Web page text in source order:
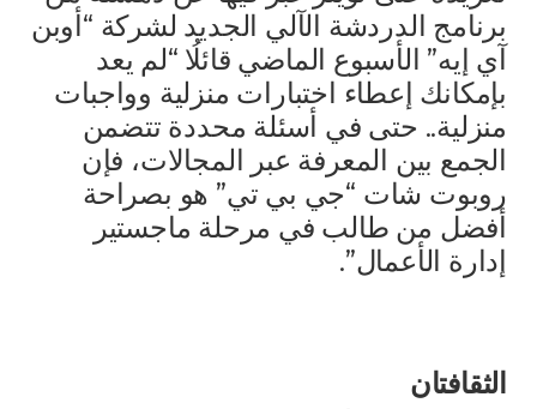
برنامج الدردشة الآلي الجديد لشركة “أوبن
آي إيه” الأسبوع الماضي قائلُا “لم يعد
بإمكانك إعطاء اختبارات منزلية وواجبات
منزلية.. حتى في أسئلة محددة تتضمن
الجمع بين المعرفة عبر المجالات، فإن
روبوت شات “جي بي تي” هو بصراحة
أفضل من طالب في مرحلة ماجستير
إدارة الأعمال”.
الثقافتان